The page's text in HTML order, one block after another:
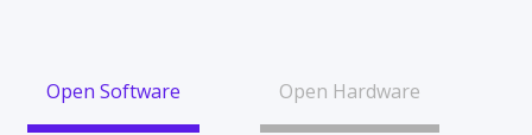
Open Software Open Hardware